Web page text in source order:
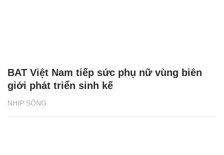
NHỊP SỐNG
BAT Việt Nam tiếp sức phụ nữ vùng biên
giới phát triển sinh kế